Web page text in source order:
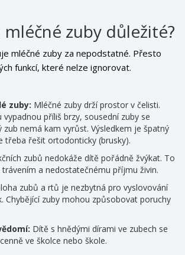
mléčné zuby důležité?
mléčné zuby za nepodstatné. Přesto
funkcí, které nelze ignorovat.
zuby: Mléčné zuby drží prostor v čelisti.
vypadnou příliš brzy, sousední zuby se
zub nemá kam vyrůst. Výsledkem je špatný
třeba řešit ortodonticky (brusky).
zubů nedokáže dítě pořádně žvýkat. To
a nedostatečnému příjmu živin.
zubů a rtů je nezbytná pro vyslovování
Chybějící zuby mohou způsobovat poruchy
Dítě s hnědými dírami ve zubech se
ve školce nebo škole.